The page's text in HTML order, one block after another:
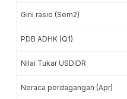
Gini rasio (Sem2)
PDB ADHK (Q1)
Nilai Tukar USDIDR
Neraca perdagangan (Apr)